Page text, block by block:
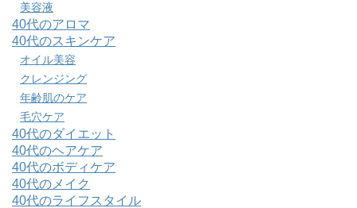
美容液
40代のアロマ
40代のスキンケア
オイル美容
クレンジング
年齢肌のケア
毛穴ケア
40代のダイエット
40代のヘアケア
40代のボディケア
40代のメイク
40代のライフスタイル